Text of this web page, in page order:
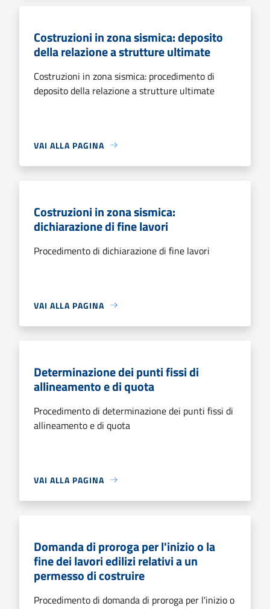
Costruzioni in zona sismica: deposito
della relazione a strutture ultimate
Costruzioni in zona sismica: procedimento di
deposito della relazione a strutture ultimate
VAI ALLA PAGINA
Costruzioni in zona sismica:
dichiarazione di fine lavori
Procedimento di dichiarazione di fine lavori
VAI ALLA PAGINA
Determinazione dei punti fissi di
allineamento e di quota
Procedimento di determinazione dei punti fissi di
allineamento e di quota
VAI ALLA PAGINA
Domanda di proroga per l'inizio o la
fine dei lavori edilizi relativi a un
permesso di costruire
Procedimento di domanda di proroga per l'inizio o